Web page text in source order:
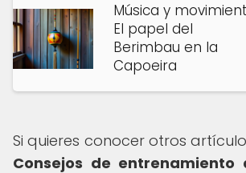
Música y
El papel del
Berimbau en la
Capoeira
Si quieres conocer otros
Consejos de entrenamiento